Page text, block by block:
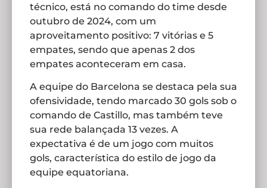
técnico, está no comando do time desde
outubro de 2024, com um
aproveitamento positivo: 7 vitórias e 5
empates, sendo que apenas 2 dos
empates aconteceram em casa.
A equipe do Barcelona se destaca pela sua
ofensividade, tendo marcado 30 gols sob o
comando de Castillo, mas também teve
sua rede balançada 13 vezes. A
expectativa é de um jogo com muitos
gols, característica do estilo de jogo da
equipe equatoriana.